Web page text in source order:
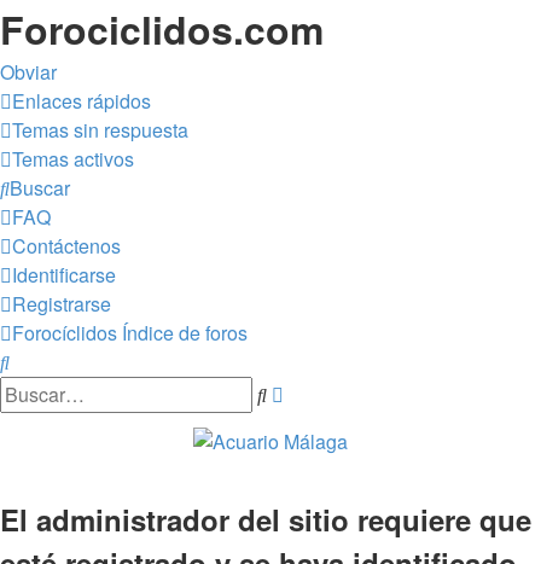
Forociclidos.com
Obviar
Enlaces rápidos
Temas sin respuesta
Temas activos
Buscar
FAQ
Contáctenos
Identificarse
Registrarse
Forocíclidos Índice de foros
Buscar
Buscar
El administrador del sitio requiere que